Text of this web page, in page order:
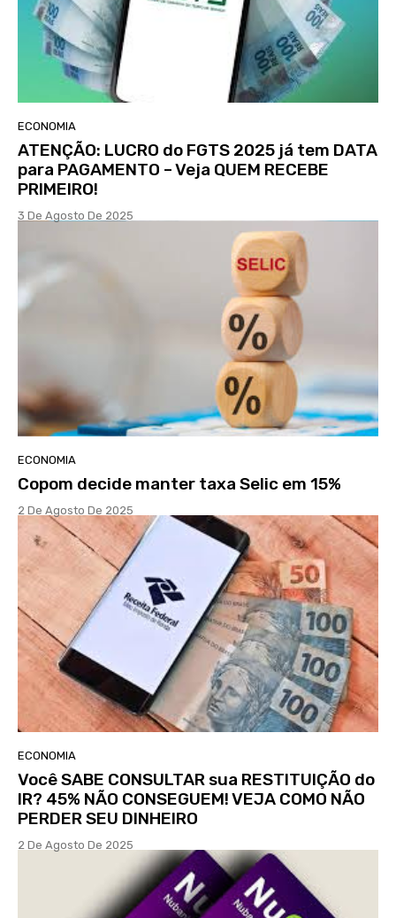
ECONOMIA
ATENÇÃO: LUCRO do FGTS 2025 já tem DATA
para PAGAMENTO – Veja QUEM RECEBE
PRIMEIRO!
3 De Agosto De 2025
ECONOMIA
Copom decide manter taxa Selic em 15%
2 De Agosto De 2025
ECONOMIA
Você SABE CONSULTAR sua RESTITUIÇÃO do
IR? 45% NÃO CONSEGUEM! VEJA COMO NÃO
PERDER SEU DINHEIRO
2 De Agosto De 2025